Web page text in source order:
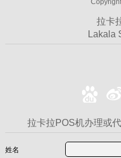
拉卡
Lakala
拉卡拉POS机办理或
姓名